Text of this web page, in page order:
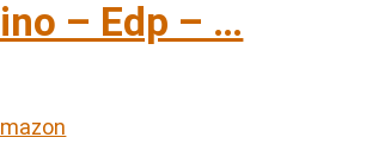
– Edp – …